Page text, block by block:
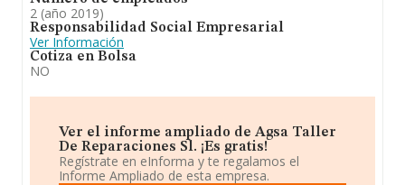
2 (año 2019)
Responsabilidad Social Empresarial
Ver Información
Cotiza en Bolsa
NO
Ver el informe ampliado de Agsa Taller
De Reparaciones Sl. ¡Es gratis!
Regístrate en eInforma y te regalamos el
Informe Ampliado de esta empresa.